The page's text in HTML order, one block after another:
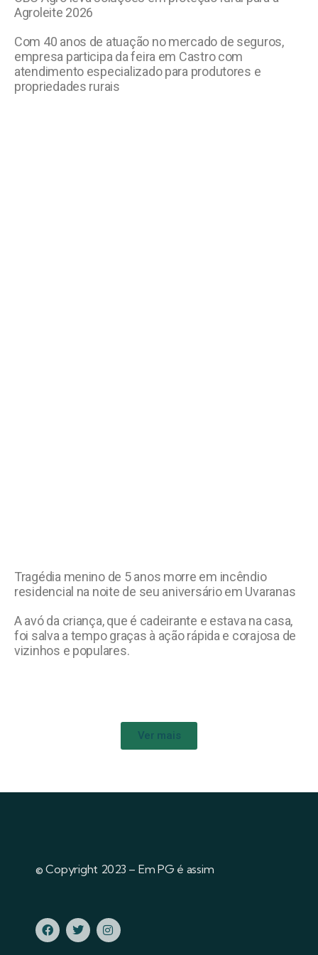
Agroleite 2026
Com 40 anos de atuação no mercado de seguros,
empresa participa da feira em Castro com
atendimento especializado para produtores e
propriedades rurais
Tragédia menino de 5 anos morre em incêndio
residencial na noite de seu aniversário em Uvaranas
A avó da criança, que é cadeirante e estava na casa,
foi salva a tempo graças à ação rápida e corajosa de
vizinhos e populares.
Ver mais
© Copyright 2023 – Em PG é assim